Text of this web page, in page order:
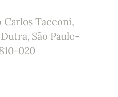
Carlos Tacconi,
São Paulo-
020